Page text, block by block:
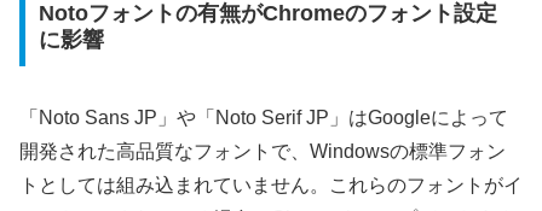
Notoフォントの有無がChromeのフォント設定
に影響
「Noto Sans JP」や「Noto Serif JP」はGoogleによって
開発された高品質なフォントで、Windowsの標準フォン
トとしては組み込まれていません。これらのフォントがイ